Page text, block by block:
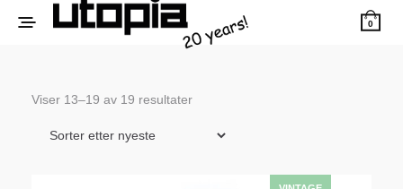
0
Viser 13–19 av 19 resultaterSortert
siste